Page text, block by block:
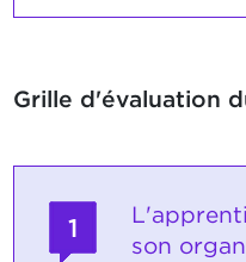
Grille d'évaluation
1
son